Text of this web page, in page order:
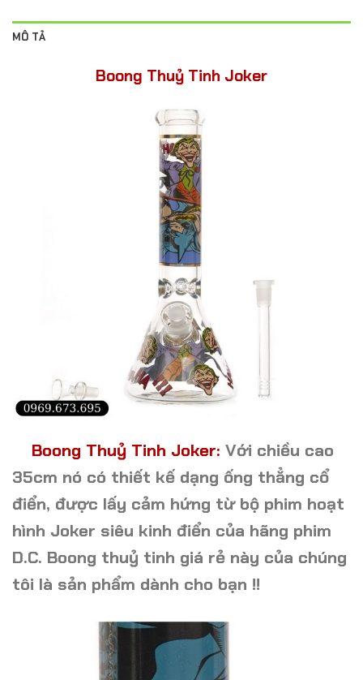
MÔ TẢ
Boong Thuỷ Tinh Joker
Boong Thuỷ Tinh Joker: Với chiều cao
35cm nó có thiết kế dạng ống thẳng cổ
điển, được lấy cảm hứng từ bộ phim hoạt
hình Joker siêu kinh điển của hãng phim
D.C. Boong thuỷ tinh giá rẻ này của chúng
tôi là sản phẩm dành cho bạn !!